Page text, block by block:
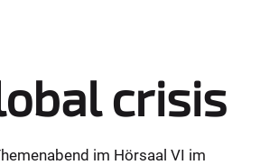
crisis
im Hörsaal VI im